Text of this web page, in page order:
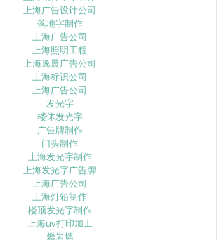
上海广告设计公司
落地字制作
上海广告公司
上海照明工程
上海逸晨广告公司
上海标识公司
上海广告公司
发光字
楼体发光字
广告牌制作
门头制作
上海发光字制作
上海发光字广告牌
上海广告公司
上海灯箱制作
楼顶发光字制作
上海uv打印加工
攀岩墙